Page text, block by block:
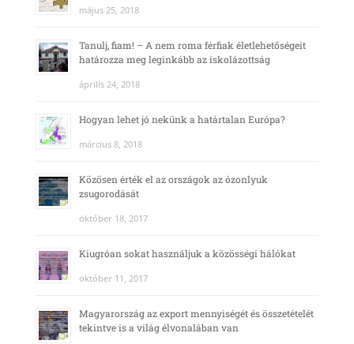
május 25, 2018
Tanulj, fiam! – A nem roma férfiak életlehetőségeit
határozza meg leginkább az iskolázottság
április 24, 2018
Hogyan lehet jó nekünk a határtalan Európa?
március 8, 2018
Közösen érték el az országok az ózonlyuk
zsugorodását
október 18, 2017
Kiugróan sokat használjuk a közösségi hálókat
október 11, 2017
Magyarország az export mennyiségét és összetételét
tekintve is a világ élvonalában van